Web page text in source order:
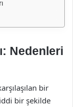
Nedenleri
bir
bir şekilde